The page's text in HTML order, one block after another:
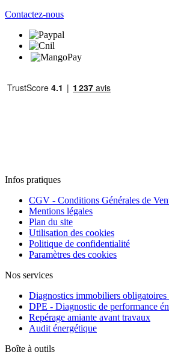
Contactez-nous
Infos pratiques
CGV - Conditions Générales de
Mentions légales
Plan du site
Utilisation des cookies
Politique de confidentialité
Paramètres des cookies
Nos services
Diagnostics immobiliers
DPE - Diagnostic de performance
Repérage amiante avant travaux
Audit énergétique
Boîte à outils